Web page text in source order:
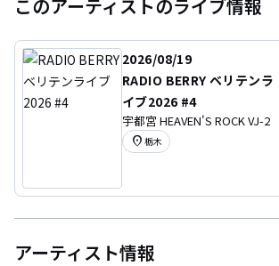
このアーティストのライブ情報
2026/08/19
RADIO BERRY ベリテンラ
イブ2026 #4
宇都宮 HEAVEN'S ROCK VJ-2
location_on 栃木
アーティスト情報